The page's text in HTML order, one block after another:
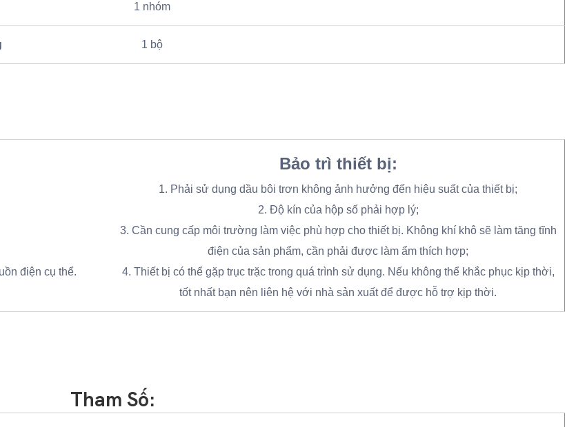
1 nhóm
1 bộ
điện cụ thể.
Bảo trì thiết bị:
1. Phải sử dụng dầu bôi trơn không ảnh hưởng đến hiệu suất của thiết bị;
2. Độ kín của hộp số phải hợp lý;
3. Cần cung cấp môi trường làm việc phù hợp cho thiết bị. Không khí khô sẽ làm tăng tĩnh
điện của sản phẩm, cần phải được làm ẩm thích hợp;
4. Thiết bị có thể gặp trục trặc trong quá trình sử dụng. Nếu không thể khắc phục kịp thời,
tốt nhất bạn nên liên hệ với nhà sản xuất để được hỗ trợ kịp thời.
Tham Số: